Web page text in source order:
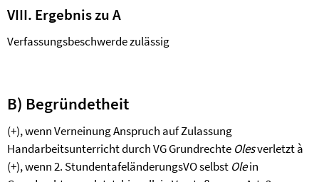
VIII. Ergebnis zu A
Verfassungsbeschwerde zulässig
B) Begründetheit
(+), wenn Verneinung Anspruch auf Zulassung
Handarbeitsunterricht durch VG Grundrechte Olesverletztà
(+), wenn 2. StundentafeländerungsVO selbst Olein